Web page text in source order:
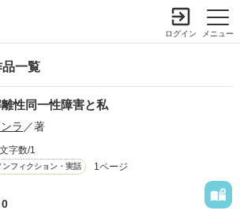
メニュー
ログイン
一覧
性同一性障害と私
ラ ／著
字数/1
ンフィクション・実話 1ページ
0